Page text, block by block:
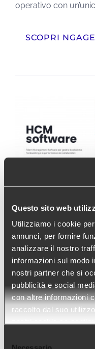
Questo sito web
Utilizziamo i cookie
annunci, per fornire
analizzare il nostro
informazioni sul modo
nostri partner che si
pubblicità e social
con altre informazioni
raccolto dal suo
nostri cookie se
operativo con
SCOPRI NGAGE
Talentum –
System
Talentum è una
intuitiva che
gestire e ottimizzare